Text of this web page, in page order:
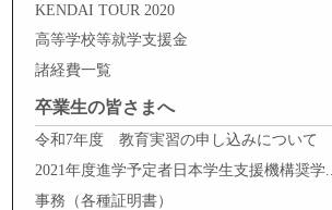
KENDAI TOUR 2020
高等学校等就学支援金
諸経費一覧
卒業生の皆さまへ
令和7年度 教育実習の申し込みについて
2021年度進学予定者日本学生支援機構奨学...
事務（各種証明書）